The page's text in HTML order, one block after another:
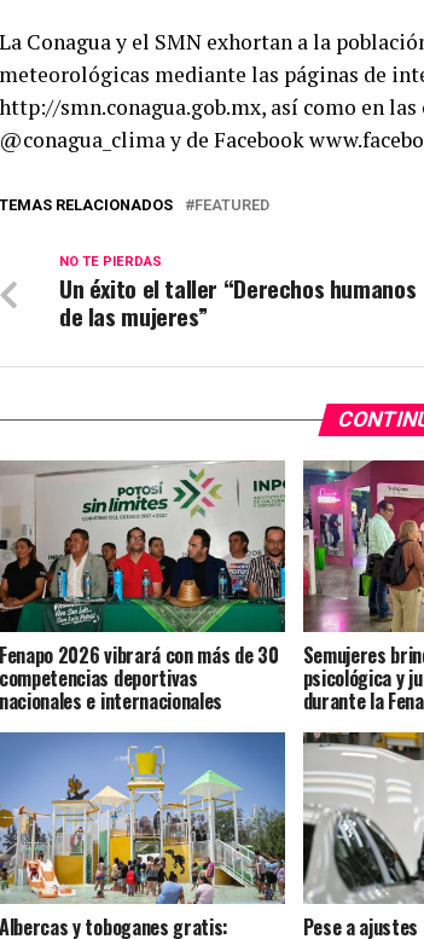
La Conagua y el SMN exhortan a la
meteorológicas mediante las páginas de
http://smn.conagua.gob.mx, así como en
@conagua_clima y de Facebook
TEMAS RELACIONADOS FEATURED
NO TE PIERDAS
Un éxito el taller “Derechos humanos
de las mujeres”
Fenapo 2026 vibrará con más de 30
competencias deportivas
nacionales e internacionales
Semujeres
psicológica y
durante la
Albercas y toboganes gratis: Pese a